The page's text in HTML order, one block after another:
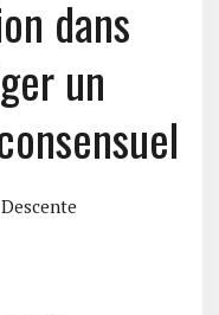
dans
un
Descente